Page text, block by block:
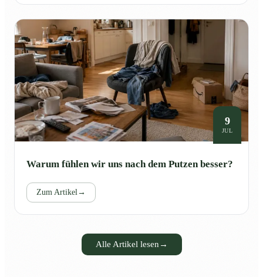
9
JUL
Warum fühlen wir uns nach dem Putzen besser?
Zum Artikel →
Alle Artikel lesen →